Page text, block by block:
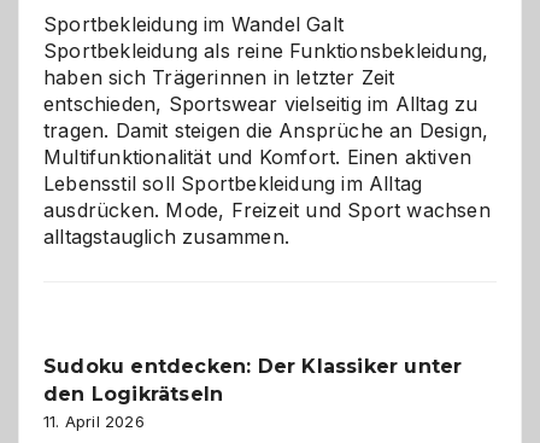
Chaos
Sportbekleidung im Wandel Galt
Sportbekleidung als reine Funktionsbekleidung,
haben sich Trägerinnen in letzter Zeit
entschieden, Sportswear vielseitig im Alltag zu
tragen. Damit steigen die Ansprüche an Design,
Multifunktionalität und Komfort. Einen aktiven
Lebensstil soll Sportbekleidung im Alltag
ausdrücken. Mode, Freizeit und Sport wachsen
alltagstauglich zusammen.
Sudoku entdecken: Der Klassiker unter
den Logikrätseln
11. April 2026